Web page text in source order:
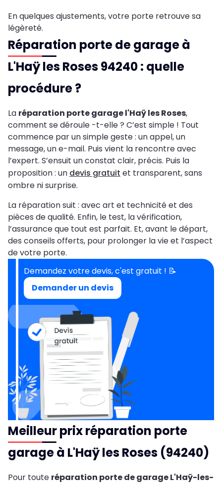
En quelques ajustements, votre porte retrouve sa
légèreté.
Réparation porte de garage à
L'Haÿ les Roses 94240 : quelle
procédure ?
La réparation porte garage l'Haÿ les Roses,
comment se déroule -t-elle ? C’est simple ! Tout
commence par un simple geste : un appel, un
message, un e-mail. Puis vient la rencontre avec
l’expert. S’ensuit un constat clair, précis. Puis la
proposition : un devis gratuit et transparent, sans
ombre ni surprise.
La réparation suit : avec art et technicité et des
pièces de qualité. Enfin, le test, la vérification,
l’assurance que tout est parfait. Et, avant le départ,
des conseils offerts, pour prolonger la vie et l’aspect
de votre porte.
Demandez votre devis, c'est gratuit ! 📝
Demander un devis
Meilleur prix réparation porte
garage à L'Haÿ les Roses (94240)
Pour toute réparation porte de garage L'Haÿ-les-